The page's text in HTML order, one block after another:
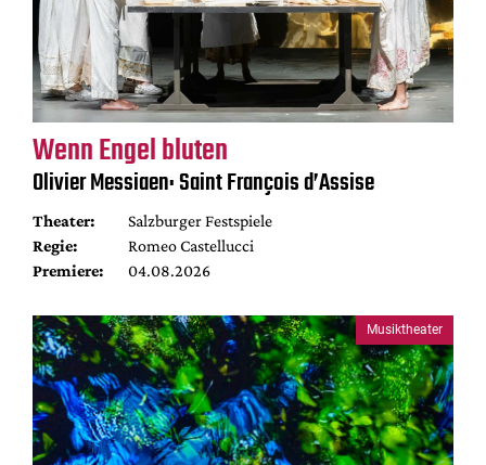
Wenn Engel bluten
Olivier Messiaen: Saint François d’Assise
Theater:
Salzburger Festspiele
Regie:
Romeo Castellucci
Premiere:
04.08.2026
Musiktheater